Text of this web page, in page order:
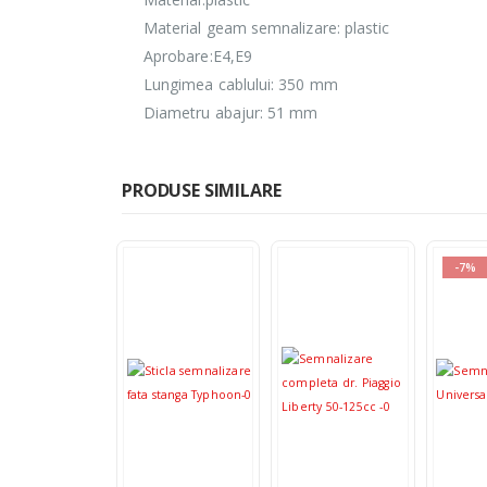
Material geam semnalizare: plastic
Aprobare:E4,E9
Lungimea cablului: 350 mm
Diametru abajur: 51 mm
PRODUSE SIMILARE
-7%